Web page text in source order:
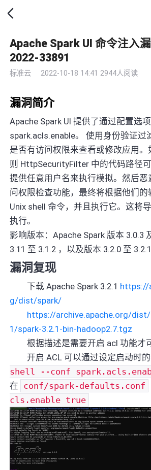
Apache Spark UI 命令注入
2022-33891
标准云 2022-10-18 14:41 2944人阅读
漏洞简介
Apache Spark UI 提供了通过配置选项
spark.acls.enable。 使用身份验证过
是否有访问权限来查看或修改应用。
则 HttpSecurityFilter 中的代码路径
提供任意用户名来执行模拟。然后恶
问权限检查功能，最终将根据他们的
Unix shell 命令，并且执行它。这将
执行。
影响版本：Apache Spark 版本 3.0.3
3.11 至 3.1.2 ，以及版本 3.2.0 至 3.2.1
漏洞复现
下载 Apache Spark 3.2.1 https://
g/dist/spark/
https://archive.apache.org/dist/
1/spark-3.2.1-bin-hadoop2.7.tgz
根据描述是需要开启 acl 功能才
开启 ACL 可以通过设定启动时的
shell --conf
在 conf/spark-defaults.conf
cls.enable true